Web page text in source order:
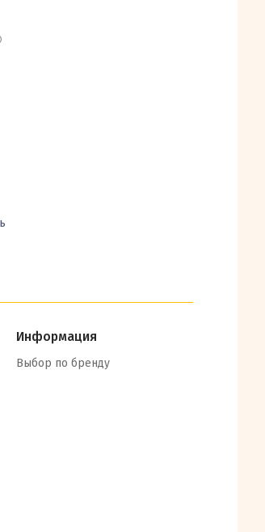
Информация
Выбор по бренду